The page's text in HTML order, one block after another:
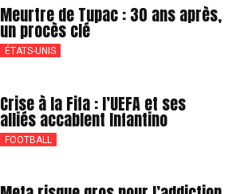
Meurtre de Tupac : 30 ans après,
un procès clé
ÉTATS-UNIS
Crise à la Fifa : l’UEFA et ses
alliés accablent Infantino
FOOTBALL